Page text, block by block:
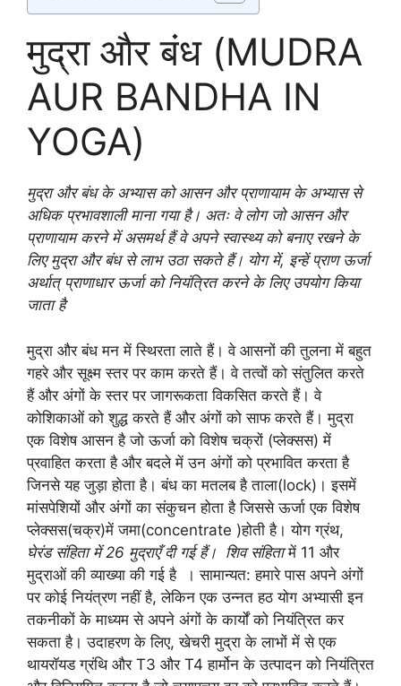
मुद्रा और बंध (MUDRA
AUR BANDHA IN
YOGA)
मुद्रा और बंध के अभ्यास को आसन और प्राणायाम के अभ्यास से
अधिक प्रभावशाली माना गया है। अतः वे लोग जो आसन और
प्राणायाम करने में असमर्थ हैं वे अपने स्वास्थ्य को बनाए रखने के
लिए मुद्रा और बंध से लाभ उठा सकते हैं। योग में, इन्हें प्राण ऊर्जा
अर्थात् प्राणाधार ऊर्जा को नियंत्रित करने के लिए उपयोग किया
जाता है
मुद्रा और बंध मन में स्थिरता लाते हैं। वे आसनों की तुलना में बहुत
गहरे और सूक्ष्म स्तर पर काम करते हैं। वे तत्वों को संतुलित करते
हैं और अंगों के स्तर पर जागरूकता विकसित करते हैं। वे
कोशिकाओं को शुद्ध करते हैं और अंगों को साफ करते हैं। मुद्रा
एक विशेष आसन है जो ऊर्जा को विशेष चक्रों (प्लेक्सस) में
प्रवाहित करता है और बदले में उन अंगों को प्रभावित करता है
जिनसे यह जुड़ा होता है। बंध का मतलब है ताला(lock)। इसमें
मांसपेशियों और अंगों का संकुचन होता है जिससे ऊर्जा एक विशेष
प्लेक्सस(चक्र)में जमा(concentrate )होती है। योग ग्रंथ,
घेरंड संहिता में 26 मुद्राएँ दी गई हैं। शिव संहितामें 11 और
मुद्राओं की व्याख्या की गई है । सामान्यत: हमारे पास अपने अंगों
पर कोई नियंत्रण नहीं है, लेकिन एक उन्नत हठ योग अभ्यासी इन
तकनीकों के माध्यम से अपने अंगों के कार्यों को नियंत्रित कर
सकता है। उदाहरण के लिए, खेचरी मुद्रा के लाभों में से एक
थायरॉयड ग्रंथि और T3 और T4 हार्मोन के उत्पादन को नियंत्रित